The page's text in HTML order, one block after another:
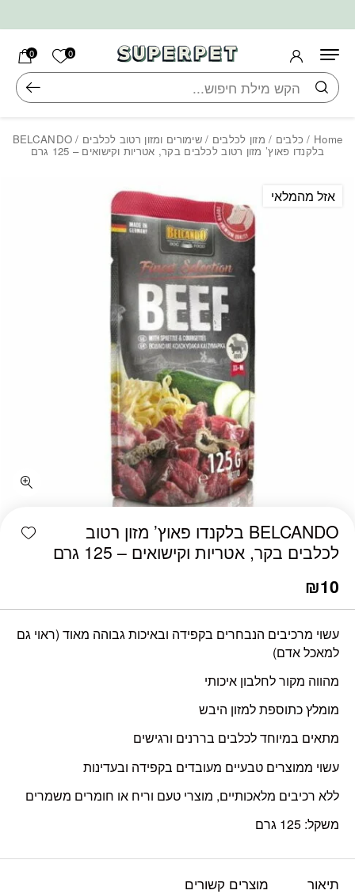
0 הרשימה
0
חיפוש
Home
/ כלבים / מזון לכלבים /שימורים ומזון רטוב לכלבים / BELCANDO
בלקנדו פאוץ’ מזון רטוב לכלבים בקר, אטריות וקישואים – 125 גרם
BELCANDO בלקנדו פאוץ’ מזון רטוב
לכלבים בקר, אטריות וקישואים – 125 גרם
₪10
עשוי מרכיבים הנבחרים בקפידה ובאיכות גבוהה מאוד (ראוי גם
למאכל אדם)
מהווה מקור לחלבון איכותי
מומלץ כתוספת למזון היבש
מתאים במיוחד לכלבים בררנים ורגישים
עשוי ממוצרים טבעיים מעובדים בקפידה ובעדינות
ללא רכיבים מלאכותיים, מוצרי טעם וריח או חומרים משמרים
משקל: 125 גרם
אזל מהמלאי
תיאור מוצרים קשורים